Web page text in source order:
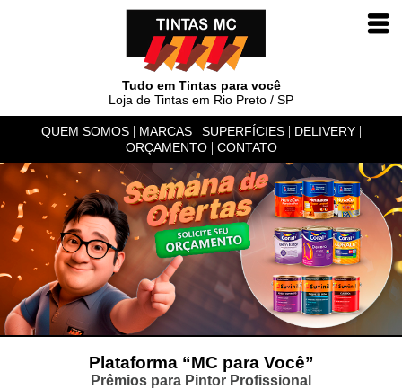
Tudo em Tintas para você
Loja de Tintas em Rio Preto / SP
QUEM SOMOS| MARCAS| SUPERFÍCIES| DELIVERY|
ORÇAMENTO| CONTATO
Plataforma “MC para Você”
Prêmios para Pintor Profissional